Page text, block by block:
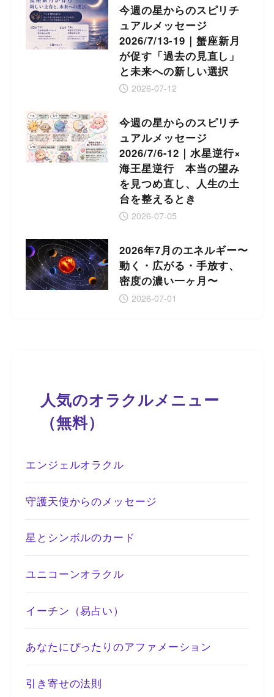
今週の星からのスピリチ
ュアルメッセージ
2026/7/13-19｜蟹座新月
が促す「過去の見直し」
と未来への新しい選択
2026-07-12
今週の星からのスピリチ
ュアルメッセージ
2026/7/6-12｜水星逆行×
海王星逆行 本当の望み
を見つめ直し、人生の土
台を整えるとき
2026-07-05
2026年7月のエネルギー〜
動く・広がる・手放す、
密度の濃い一ヶ月〜
2026-07-01
人気のオラクルメニュー
（無料）
エンジェルオラクル
守護天使からのメッセージ
星とシンボルのカード
ユニコーンオラクル
イーチン（易占い）
あなたにぴったりのアファメーション
引き寄せの法則